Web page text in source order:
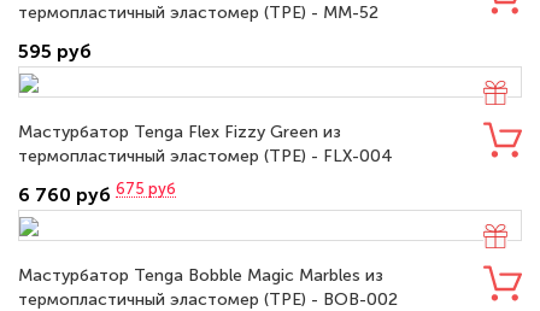
термопластичный эластомер (TPE) - MM-52
595 руб
Мастурбатор Tenga Flex Fizzy Green из
термопластичный эластомер (TPE) - FLX-004
6 760 руб 675 руб
Мастурбатор Tenga Bobble Magic Marbles из
термопластичный эластомер (TPE) - BOB-002